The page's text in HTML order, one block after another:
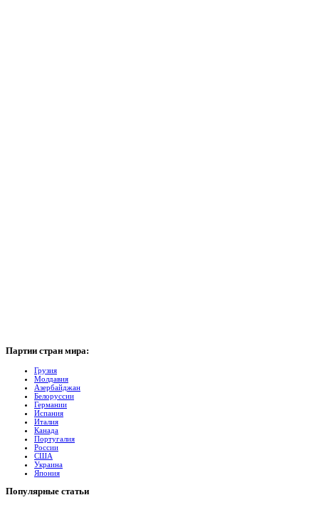
Партии стран мира:
Грузия
Молдавия
Азербайджан
Белоруссии
Германии
Испания
Италия
Канада
Португалия
России
США
Украина
Япония
Популярные cтатьи